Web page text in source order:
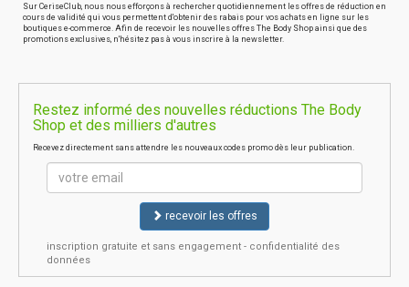
Sur CeriseClub, nous nous efforçons à rechercher quotidiennement les offres de réduction en
cours de validité qui vous permettent d'obtenir des rabais pour vos achats en ligne sur les
boutiques e-commerce. Afin de recevoir les nouvelles offres The Body Shop ainsi que des
promotions exclusives, n'hésitez pas à vous inscrire à la newsletter.
Restez informé des nouvelles réductions The Body
Shop et des milliers d'autres
Recevez directement sans attendre les nouveaux codes promo dès leur publication.
recevoir les offres
inscription gratuite et sans engagement - confidentialité des
données